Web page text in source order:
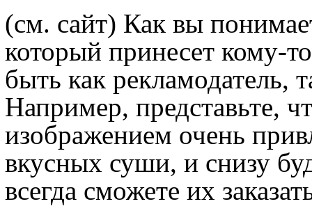
(см. сайт) Как вы
который принесет кому-
быть как рекламодатель,
Например, представьте,
изображением очень
вкусных суши, и снизу
всегда сможете их